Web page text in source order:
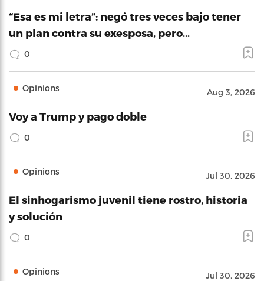
“Esa es mi letra”: negó tres veces bajo tener
un plan contra su exesposa, pero…
0
Opinions Aug 3, 2026
Voy a Trump y pago doble
0
Opinions Jul 30, 2026
El sinhogarismo juvenil tiene rostro, historia
y solución
0
Opinions Jul 30, 2026